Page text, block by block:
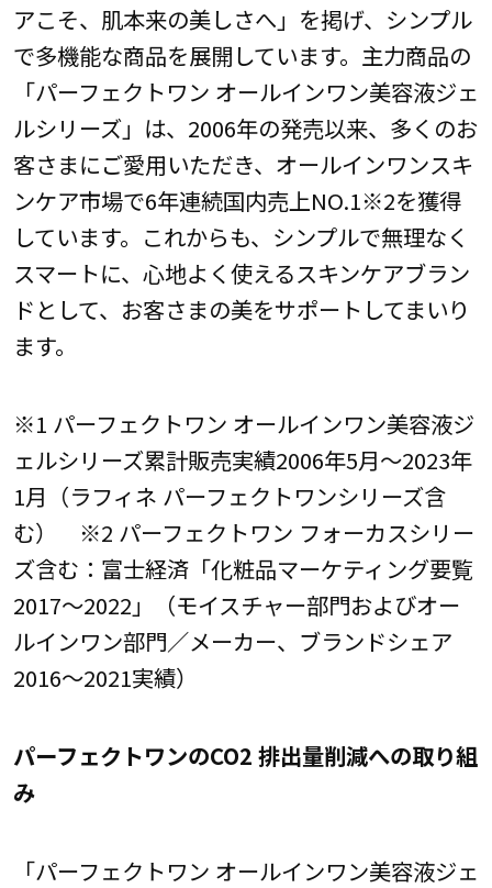
アこそ、肌本来の美しさへ」を掲げ、シンプル
で多機能な商品を展開しています。主力商品の
「パーフェクトワン オールインワン美容液ジェ
ルシリーズ」は、2006年の発売以来、多くのお
客さまにご愛用いただき、オールインワンスキ
ンケア市場で6年連続国内売上NO.1※2を獲得
しています。これからも、シンプルで無理なく
スマートに、心地よく使えるスキンケアブラン
ドとして、お客さまの美をサポートしてまいり
ます。
※1 パーフェクトワン オールインワン美容液ジ
ェルシリーズ累計販売実績2006年5月～2023年
1月（ラフィネ パーフェクトワンシリーズ含
む） ※2 パーフェクトワン フォーカスシリー
ズ含む：富士経済「化粧品マーケティング要覧
2017～2022」（モイスチャー部門およびオー
ルインワン部門／メーカー、ブランドシェア
2016～2021実績）
パーフェクトワンのCO2 排出量削減への取り組
み
「パーフェクトワン オールインワン美容液ジェ